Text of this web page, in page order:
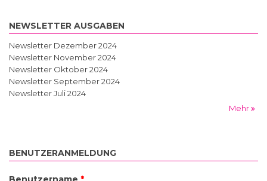
NEWSLETTER AUSGABEN
Newsletter Dezember 2024
Newsletter November 2024
Newsletter Oktober 2024
Newsletter September 2024
Newsletter Juli 2024
Mehr
BENUTZERANMELDUNG